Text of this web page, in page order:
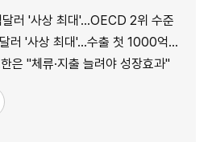
러 '사상 최대'…OECD 2위 수준
사상 최대'…수출 첫 1000억달러 돌파
은 "체류·지출 늘려야 성장효과"